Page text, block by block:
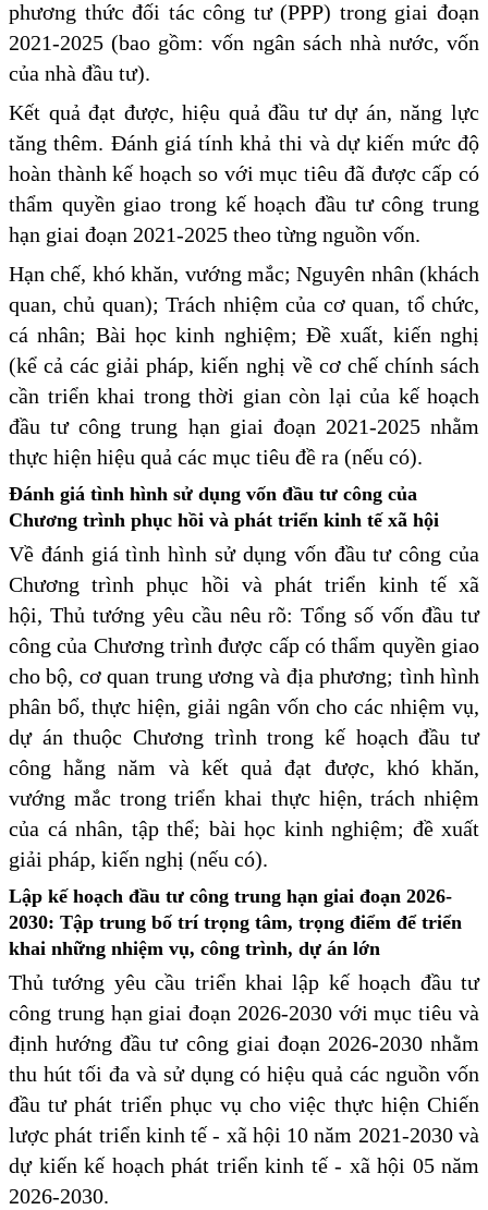
phương thức đối tác công tư (PPP) trong giai đoạn
2021-2025 (bao gồm: vốn ngân sách nhà nước, vốn
của nhà đầu tư).
Kết quả đạt được, hiệu quả đầu tư dự án, năng lực
tăng thêm. Đánh giá tính khả thi và dự kiến mức độ
hoàn thành kế hoạch so với mục tiêu đã được cấp có
thẩm quyền giao trong kế hoạch đầu tư công trung
hạn giai đoạn 2021-2025 theo từng nguồn vốn.
Hạn chế, khó khăn, vướng mắc; Nguyên nhân (khách
quan, chủ quan); Trách nhiệm của cơ quan, tổ chức,
cá nhân; Bài học kinh nghiệm; Đề xuất, kiến nghị
(kể cả các giải pháp, kiến nghị về cơ chế chính sách
cần triển khai trong thời gian còn lại của kế hoạch
đầu tư công trung hạn giai đoạn 2021-2025 nhằm
thực hiện hiệu quả các mục tiêu đề ra (nếu có).
Đánh giá tình hình sử dụng vốn đầu tư công của
Chương trình phục hồi và phát triển kinh tế xã hội
Về đánh giá tình hình sử dụng vốn đầu tư công của
Chương trình phục hồi và phát triển kinh tế xã
hội, Thủ tướng yêu cầu nêu rõ: Tổng số vốn đầu tư
công của Chương trình được cấp có thẩm quyền giao
cho bộ, cơ quan trung ương và địa phương; tình hình
phân bổ, thực hiện, giải ngân vốn cho các nhiệm vụ,
dự án thuộc Chương trình trong kế hoạch đầu tư
công hằng năm và kết quả đạt được, khó khăn,
vướng mắc trong triển khai thực hiện, trách nhiệm
của cá nhân, tập thể; bài học kinh nghiệm; đề xuất
giải pháp, kiến nghị (nếu có).
Lập kế hoạch đầu tư công trung hạn giai đoạn 2026-
2030: Tập trung bố trí trọng tâm, trọng điểm để triển
khai những nhiệm vụ, công trình, dự án lớn
Thủ tướng yêu cầu triển khai lập kế hoạch đầu tư
công trung hạn giai đoạn 2026-2030 với mục tiêu và
định hướng đầu tư công giai đoạn 2026-2030 nhằm
thu hút tối đa và sử dụng có hiệu quả các nguồn vốn
đầu tư phát triển phục vụ cho việc thực hiện Chiến
lược phát triển kinh tế - xã hội 10 năm 2021-2030 và
dự kiến kế hoạch phát triển kinh tế - xã hội 05 năm
2026-2030.